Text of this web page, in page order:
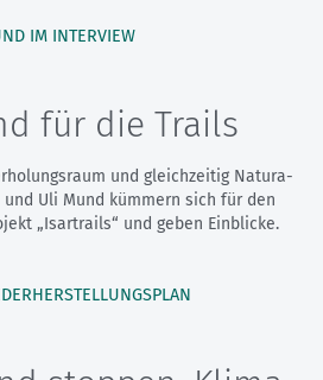
IM INTERVIEW
für die Trails
und gleichzeitig Natura-
Uli Mund kümmern sich für den
„Isartrails“ und geben Einblicke.